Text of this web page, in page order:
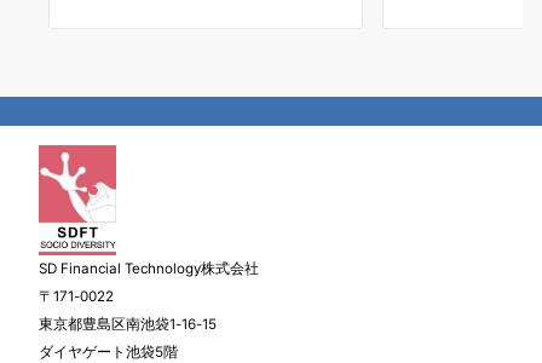
SD Financial Technology株式会社
〒171-0022
東京都豊島区南池袋1-16-15
ダイヤゲート池袋5階